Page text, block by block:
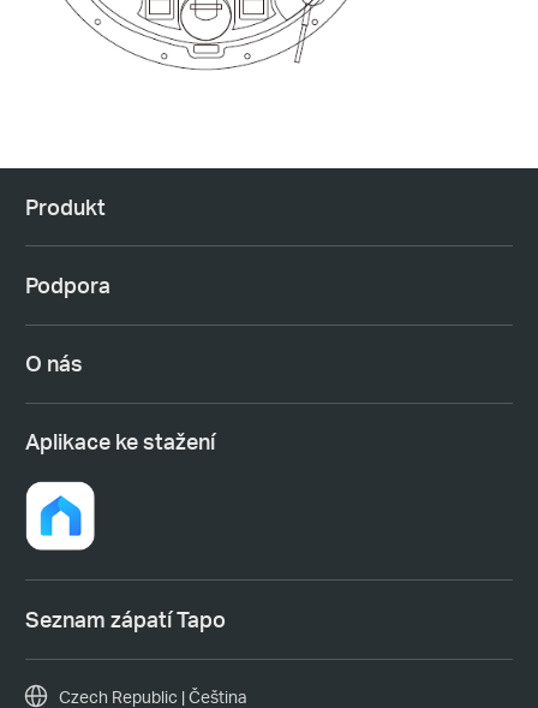
Produkt
Podpora
O nás
Aplikace ke stažení
Seznam zápatí Tapo
Czech Republic | Čeština